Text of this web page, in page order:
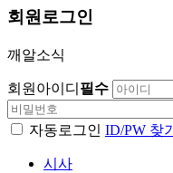
회원 로그인
깨알소식
회원아이디 필수
자동로그인 ID/PW 찾기
시사